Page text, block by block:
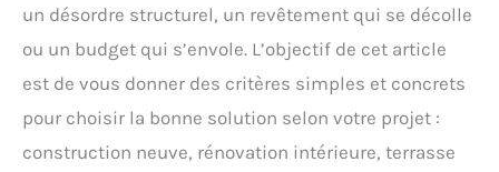
un désordre structurel, un revêtement qui se décolle
ou un budget qui s’envole. L’objectif de cet article
est de vous donner des critères simples et concrets
pour choisir la bonne solution selon votre projet :
construction neuve, rénovation intérieure, terrasse